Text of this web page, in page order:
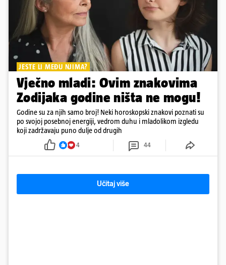
JESTE LI MEĐU NJIMA?
Vječno mladi: Ovim znakovima
Zodijaka godine ništa ne mogu!
Godine su za njih samo broj! Neki horoskopski znakovi poznati su
po svojoj posebnoj energiji, vedrom duhu i mladolikom izgledu
koji zadržavaju puno dulje od drugih
4 44
Učitaj više